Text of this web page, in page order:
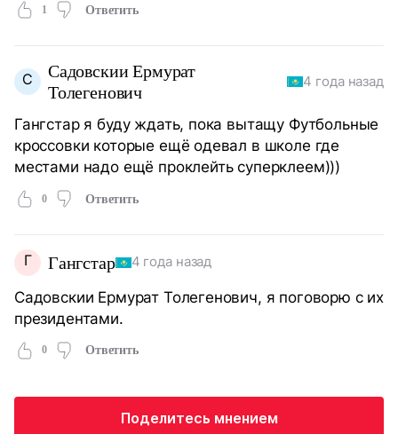
1 Ответить
С
Садовскии Ермурат
Толегенович
4 года назад
Гангстар я буду ждать, пока вытащу Футбольные
кроссовки которые ещё одевал в школе где
местами надо ещё проклейть суперклеем)))
0 Ответить
Г Гангстар 4 года назад
Садовскии Ермурат Толегенович, я поговорю с их
президентами.
0 Ответить
Поделитесь мнением